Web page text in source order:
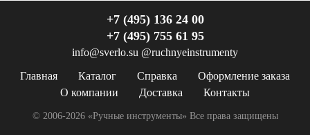
© 2006-2026 «Ручные инструменты» Все права защищены
Главная Каталог Справка
Оформление заказа
О компании
Доставка Контакты
+7 (495) 136 24 00
+7 (495) 755 61 95
info@sverlo.su @ruchnyeinstrumenty